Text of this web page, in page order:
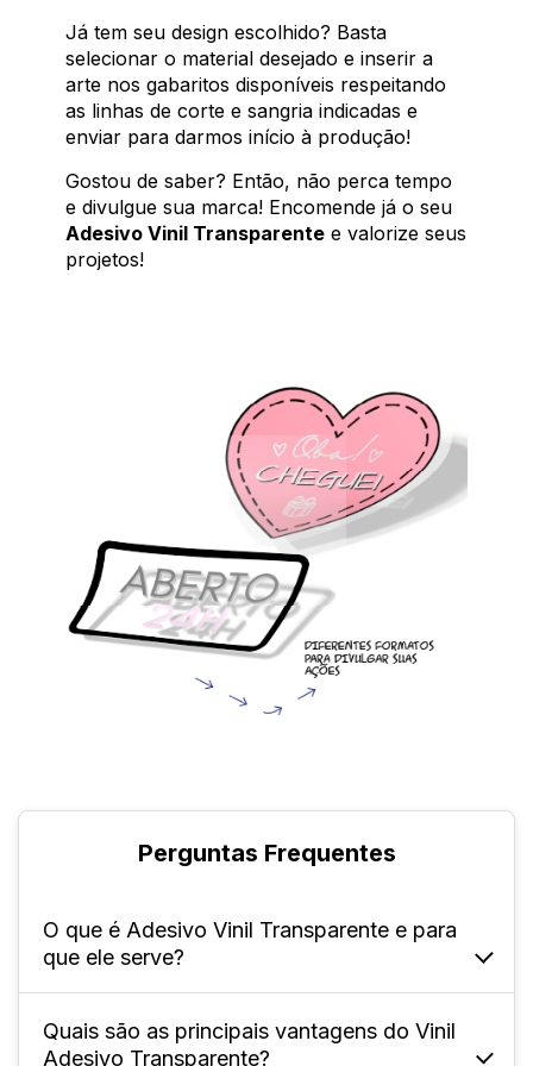
Já tem seu design escolhido? Basta
selecionar o material desejado e inserir a
arte nos gabaritos disponíveis respeitando
as linhas de corte e sangria indicadas e
enviar para darmos início à produção!
Gostou de saber? Então, não perca tempo
e divulgue sua marca! Encomende já o seu
Adesivo Vinil Transparente e valorize seus
projetos!
Perguntas Frequentes
O que é Adesivo Vinil Transparente e para
que ele serve?
Ele é um material feito de vinil adesivo
Quais são as principais vantagens do Vinil
Adesivo Transparente?